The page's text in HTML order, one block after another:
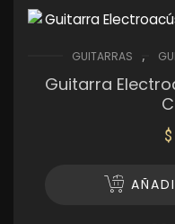
GUITARRAS ,
Guitarra
$